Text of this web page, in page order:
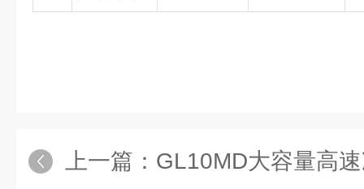
上一篇： GL10MD大容量高